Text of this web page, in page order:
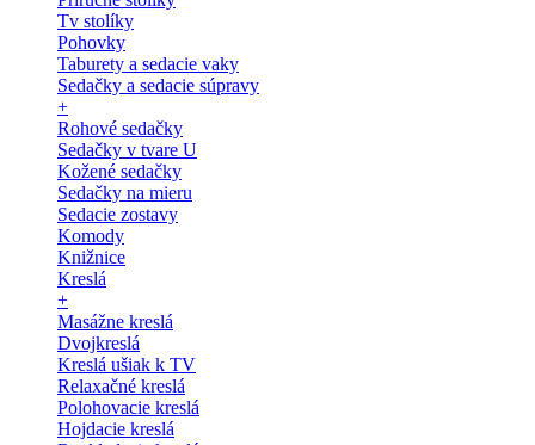
Tv stolíky
Pohovky
Taburety a sedacie vaky
Sedačky a sedacie súpravy
+
Rohové sedačky
Sedačky v tvare U
Kožené sedačky
Sedačky na mieru
Sedacie zostavy
Komody
Knižnice
Kreslá
+
Masážne kreslá
Dvojkreslá
Kreslá ušiak k TV
Relaxačné kreslá
Polohovacie kreslá
Hojdacie kreslá